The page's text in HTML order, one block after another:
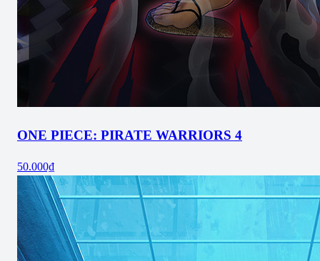
ONE PIECE: PIRATE WARRIORS 4
50.000₫